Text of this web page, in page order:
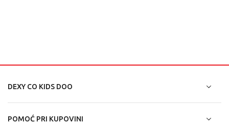
DEXY CO KIDS DOO
POMOĆ PRI KUPOVINI